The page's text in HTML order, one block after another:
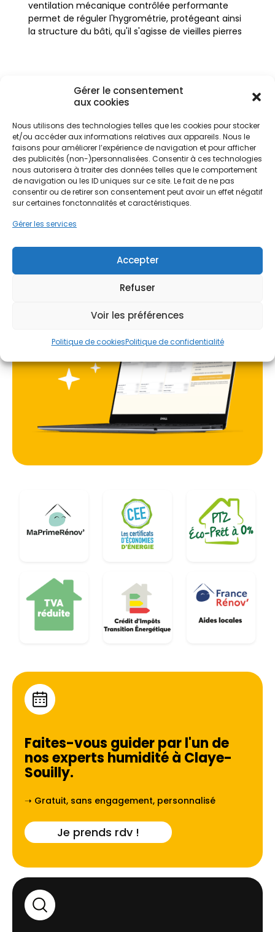
Gérer le consentement
aux cookies
Nous utilisons des technologies telles que les cookies pour stocker
et/ou accéder aux informations relatives aux appareils. Nous le
faisons pour améliorer l’expérience de navigation et pour afficher
des publicités (non-)personnalisées. Consentir à ces technologies
nous autorisera à traiter des données telles que le comportement
de navigation ou les ID uniques sur ce site. Le fait de ne pas
consentir ou de retirer son consentement peut avoir un effet négatif
sur certaines fonctonnalités et caractéristiques.
Gérer les services
Accepter
Refuser
Voir les préférences
Politique de cookiesPolitique de confidentialité
ventilation mécanique contrôlée performante
permet de réguler l'hygrométrie, protégeant ainsi
la structure du bâti, qu'il s'agisse de vieilles pierres
Dans une zone en pleine mutation urbaine, proche
nuisances sonores et la pollution atmosphérique
extérieure peuvent impacter le confort des
habitants. Une VMC bien dimensionnée agit
comme un filtre, empêchant les polluants et le
bruit excessif de pénétrer dans le logement tout
en assurant une extraction efficace de l'air vicié.
Pour les propriétaires souhaitant remplacer un
neuve, il est essentiel de considérer ces
Ne passez pas à côté de vos
aides !
Faites vite, les budgets
MaPrimeRénov' sont annuels et
Contactez-nous maintenant
pour maximiser vos aides !
Faites-vous guider par l'un de
nos experts humidité à Claye-
Souilly.
➝ Gratuit, sans engagement, personnalisé
Je prends rdv !